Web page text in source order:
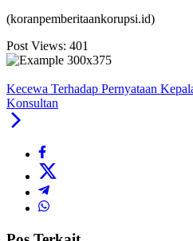
(koranpemberitaankorupsi.id)
Post Views: 401
Kecewa Terhadap Pernyataan
Konsultan